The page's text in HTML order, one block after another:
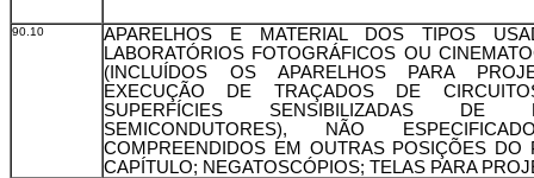
90.10
APARELHOS E MATERIAL DOS TIPOS
LABORATÓRIOS FOTOGRÁFICOS OU
(INCLUÍDOS OS APARELHOS PARA
EXECUÇÃO DE TRAÇADOS DE
SUPERFÍCIES SENSIBILIZADAS DE
SEMICONDUTORES), NÃO
COMPREENDIDOS EM OUTRAS POSIÇÕES DO
CAPÍTULO; NEGATOSCÓPIOS; TELAS PARA